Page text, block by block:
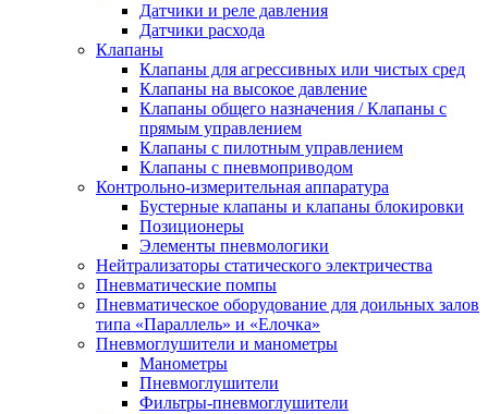
Датчики и реле давления
Датчики расхода
Клапаны
Клапаны для агрессивных или чистых сред
Клапаны на высокое давление
Клапаны общего назначения / Клапаны с
прямым управлением
Клапаны с пилотным управлением
Клапаны с пневмоприводом
Контрольно-измерительная аппаратура
Бустерные клапаны и клапаны блокировки
Позиционеры
Элементы пневмологики
Нейтрализаторы статического электричества
Пневматические помпы
Пневматическое оборудование для доильных залов
типа «Параллель» и «Елочка»
Пневмоглушители и манометры
Манометры
Пневмоглушители
Фильтры-пневмоглушители